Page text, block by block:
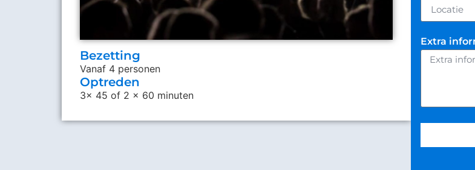
Bezetting
Vanaf 4 personen
Optreden
3x 45 of 2 x 60 minuten
Extra